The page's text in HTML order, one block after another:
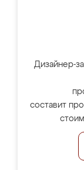
Дизайнер-
составит